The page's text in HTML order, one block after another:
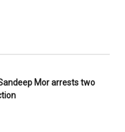
Mor arrests two